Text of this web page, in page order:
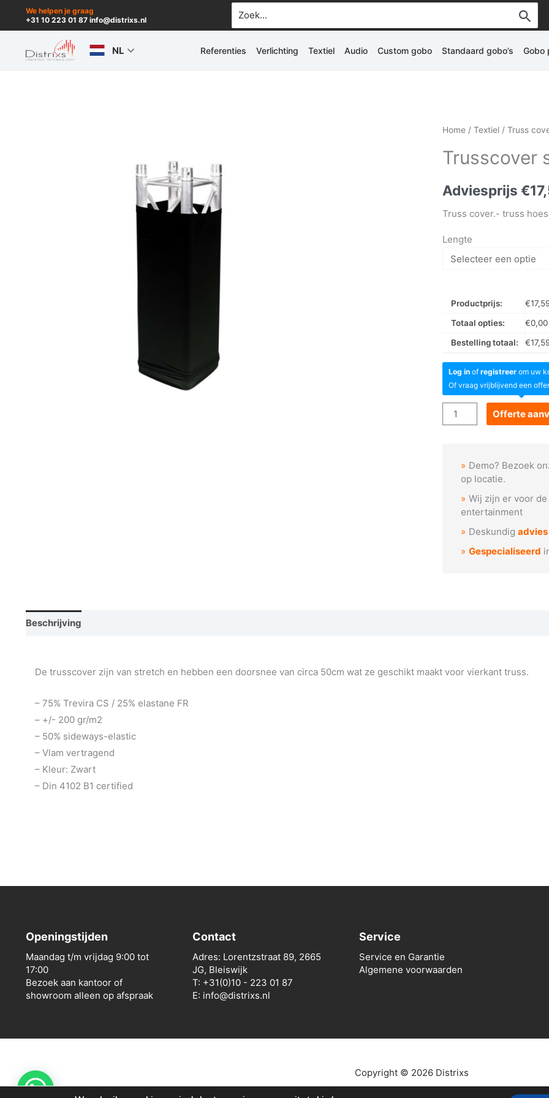
inhoud
We helpen je graag
+31 10 223 01 87 info@distrixs.nl
Zoek
naar:
NL Referenties Verlichting Textiel Audio Custom gobo Standaard gobo’s Gobo
Home /Textiel /Truss
Trusscover
Adviesprijs€
Truss cover.- truss
Lengte
Productprijs: €
Totaal opties:
€0,00
Bestelling totaal:
€
Log in ofregistreer om uw
Of vraag vrijblijvend een
Trusscover
stretch
aantal
Offerte
Demo? Bezoek
op locatie.
Wij zijn er voor
entertainment
Deskundig
Gespecialiseerd
Beschrijving
De trusscover zijn van stretch en hebben een doorsnee van circa 50cm wat ze geschikt maakt voor vierkant truss.
– 75% Trevira CS / 25% elastane FR
– +/- 200 gr/m2
– 50% sideways-elastic
– Vlam vertragend
– Kleur: Zwart
– Din 4102 B1 certified
Openingstijden
Maandag t/m vrijdag 9:00 tot
17:00
Bezoek aan kantoor of
showroom alleen op afspraak
Contact
Adres: Lorentzstraat 89, 2665
JG, Bleiswijk
T: +31(0)10 - 223 01 87
E: info@distrixs.nl
Service
Service en Garantie
Algemene voorwaarden
Copyright © 2026 Distrixs